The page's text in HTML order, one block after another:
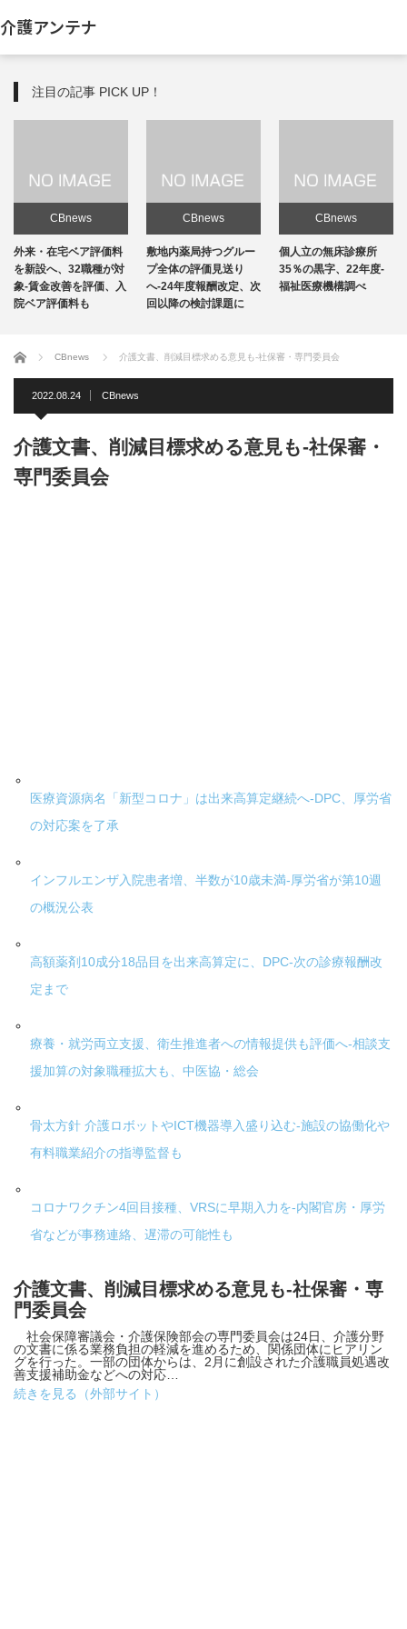
介護アンテナ
注目の記事 PICK UP！
CBnews
敷地内薬局持つグルー
プ全体の評価見送り
へ-24年度報酬改定、次
回以降の検討課題に
CBnews
個人立の無床診療所
35％の黒字、22年度-
福祉医療機構調べ
CBnews
個人立の無床診療所
35％の黒字、22年度-
福祉医療機構調べ
ホーム CBnews 介護文書、削減目標求める意見も-社保審・専門委員会
2022.08.24 CBnews
介護文書、削減目標求める意見も-社保審・
専門委員会
医療資源病名「新型コロナ」は出来高算定継続へ-DPC、厚労省
の対応案を了承
インフルエンザ入院患者増、半数が10歳未満-厚労省が第10週
の概況公表
高額薬剤10成分18品目を出来高算定に、DPC-次の診療報酬改
定まで
療養・就労両立支援、衛生推進者への情報提供も評価へ-相談支
援加算の対象職種拡大も、中医協・総会
骨太方針 介護ロボットやICT機器導入盛り込む-施設の協働化や
有料職業紹介の指導監督も
コロナワクチン4回目接種、VRSに早期入力を-内閣官房・厚労
省などが事務連絡、遅滞の可能性も
介護文書、削減目標求める意見も-社保審・専
門委員会
社会保障審議会・介護保険部会の専門委員会は24日、介護分野
の文書に係る業務負担の軽減を進めるため、関係団体にヒアリン
グを行った。一部の団体からは、2月に創設された介護職員処遇改
善支援補助金などへの対応…
続きを見る（外部サイト）